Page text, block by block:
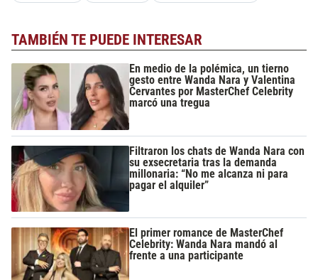
TAMBIÉN TE PUEDE INTERESAR
En medio de la polémica, un tierno
gesto entre Wanda Nara y Valentina
Cervantes por MasterChef Celebrity
marcó una tregua
Filtraron los chats de Wanda Nara con
su exsecretaria tras la demanda
millonaria: “No me alcanza ni para
pagar el alquiler”
El primer romance de MasterChef
Celebrity: Wanda Nara mandó al
frente a una participante